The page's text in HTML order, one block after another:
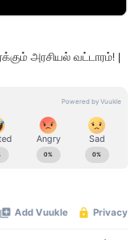
அரசியல் வட்டாரம்! |